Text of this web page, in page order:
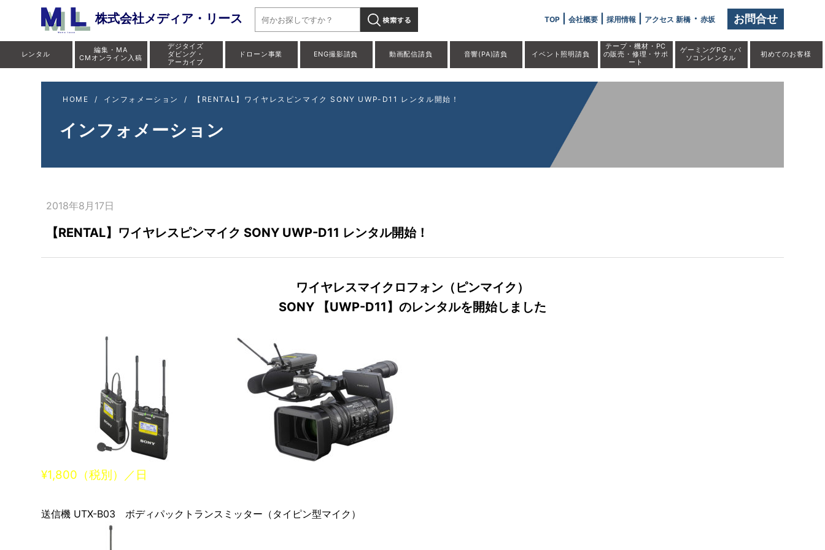
株式会社メディア・リース お問合せ
TOP| 会社概要| 採用情報 アクセス 新橋・ 赤坂
レンタル
編集・MA
CMオンライン入稿
デジタイズ
ダビング・
アーカイブ
ドローン事業 ENG撮影請負 動画配信請負 音響(PA)請負 イベント照明請負
テープ・機材・PC
の販売・修理・サポ
ート
ゲーミングPC・パ
ソコンレンタル
初めてのお客様
HOME / インフォメーション / 【RENTAL】ワイヤレスピンマイク SONY UWP-D11 レンタル開始！
インフォメーション
2018年8月17日
【RENTAL】ワイヤレスピンマイク SONY UWP-D11 レンタル開始！
ワイヤレスマイクロフォン（ピンマイク）
SONY 【UWP-D11】のレンタルを開始しました
¥1,800（税別）／日
送信機 UTX-B03 ボディパックトランスミッター（タイピン型マイク）